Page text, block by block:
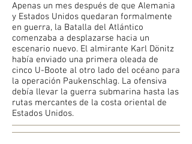
Apenas un mes después de que Alemania
y Estados Unidos quedaran formalmente
en guerra, la Batalla del Atlántico
comenzaba a desplazarse hacia un
escenario nuevo. El almirante Karl Dönitz
había enviado una primera oleada de
cinco U-Boote al otro lado del océano para
la operación Paukenschlag. La ofensiva
debía llevar la guerra submarina hasta las
rutas mercantes de la costa oriental de
Estados Unidos.